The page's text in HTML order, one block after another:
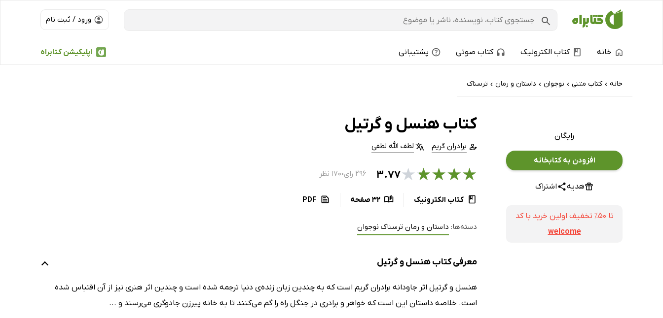
ورود / ثبت نام
اپلیکیشن کتابراه خانه کتاب الکترونیک کتاب صوتی پشتیبانی
خانه › کتاب‌ متنی › نوجوان › داستان و رمان › ترسناک
رایگان
افزودن به کتابخانه
هدیه اشتراک
تا ۵۰٪ تخفیف اولین خرید با کد
welcome
کتاب هنسل و گرتیل
برادران گریم لطف الله لطفی
★
★
★
★
★۳.۷۷ ۲۹۶ رای ● ۱۷۰ نظر
کتاب الکترونیک 32 صفحه PDF
دسته‌ها: داستان و رمان ترسناک نوجوان
معرفی کتاب هنسل و گرتیل
هنسل و گرتیل اثر جاودانه برادران گریم است که به چندین زبان زنده‌ی دنیا ترجمه شده است و چندین اثر هنری نیز از آن اقتباس شده
است. خلاصه داستان این است که خواهر و برادری در جنگل راه را گم می‌کنند تا به خانه پیرزن جادوگری می‌رسند و ...